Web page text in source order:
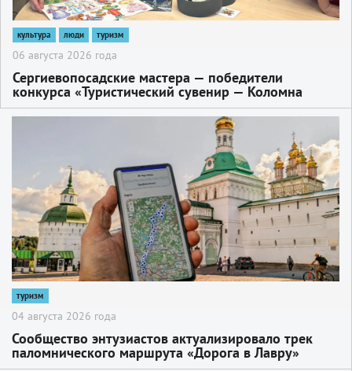
культура люди туризм
06 августа 2026 года
Сергиевопосадские мастера — победители
конкурса «Туристический сувенир — Коломна
2026»
туризм
04 августа 2026 года
Сообщество энтузиастов актуализировало трек
паломнического маршрута «Дорога в Лавру»